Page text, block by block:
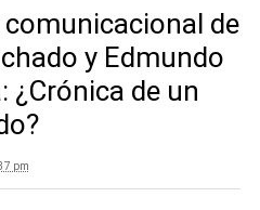
comunicacional de
y Edmundo
¿Crónica de un
pm